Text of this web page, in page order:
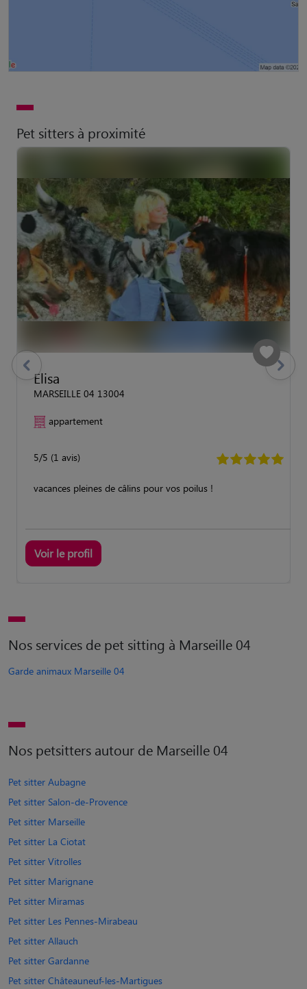
Pet sitters à proximité
Elisa
MARSEILLE 04 13004
appartement
5/5 (1 avis)
vacances pleines de câlins pour vos poilus !
Voir le profil
previous Suivant
Nos services de pet sitting à Marseille 04
Garde animaux Marseille 04
Nos petsitters autour de Marseille 04
Pet sitter Aubagne
Pet sitter Salon-de-Provence
Pet sitter Marseille
Pet sitter La Ciotat
Pet sitter Vitrolles
Pet sitter Marignane
Pet sitter Miramas
Pet sitter Les Pennes-Mirabeau
Pet sitter Allauch
Pet sitter Gardanne
Pet sitter Châteauneuf-les-Martigues